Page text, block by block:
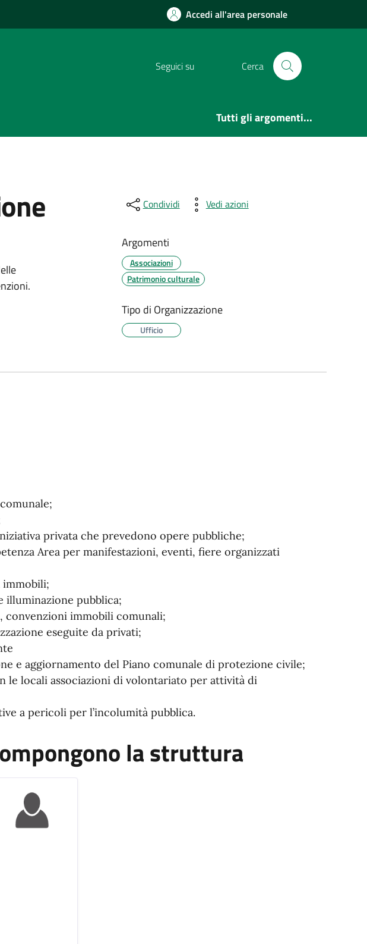
Accedi all'area personale
Seguici su Cerca
Tutti gli argomenti...
Condividi Vedi azioni
Argomenti
Associazioni
Patrimonio culturale
Tipo di Organizzazione
Ufficio
privata che prevedono opere pubbliche;
Area per manifestazioni, eventi, fiere organizzati
immobili;
illuminazione pubblica;
immobili comunali;
eseguite da privati;
e aggiornamento del Piano comunale di protezione civile;
le locali associazioni di volontariato per attività di
a pericoli per l’incolumità pubblica.
la struttura